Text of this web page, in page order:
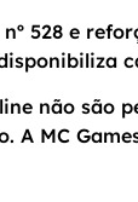
528 e
não são
A MC